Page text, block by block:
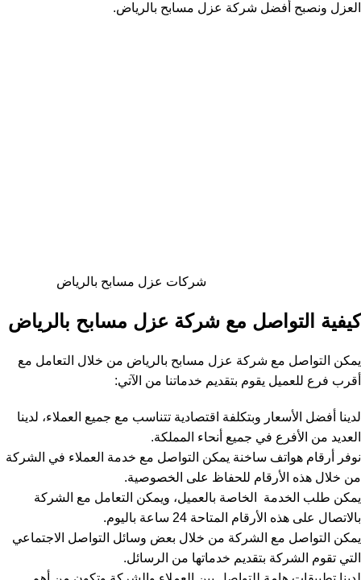
العزل ونصبح أفضل شركة عزل مسابح بالرياض.
شركات عزل مسابح بالرياض
كيفية التواصل مع شركة عزل مسابح بالرياض
يمكن التواصل مع شركة عزل مسابح بالرياض من خلال التعامل مع
أقرب فرع للعميل يقوم بتقديم خدماتنا من الآتي:
لدينا أفضل الأسعار وبتكلفة اقتصادية تتناسب مع جميع العملاء، لدينا
العديد من الأفرع في جميع أنحاء المملكة.
نوفر أرقام هواتف ساخنة يمكن التواصل مع خدمة العملاء في الشركة
من خلال هذه الأرقام للحفاظ على الخصوصية.
يمكن طلب الخدمة الخاصة بالعميل، ويمكن التعامل مع الشركة
بالاتصال على هذه الأرقام المتاحة 24 ساعة باليوم.
يمكن التواصل مع الشركة من خلال بعض وسائل التواصل الاجتماعي
التي تقوم الشركة بتقديم خدماتها من الرسائل.